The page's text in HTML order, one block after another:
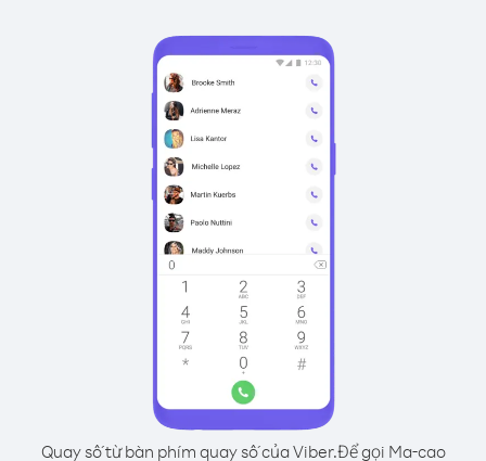
Quay số từ bàn phím quay số của Viber.Để gọi Ma-cao